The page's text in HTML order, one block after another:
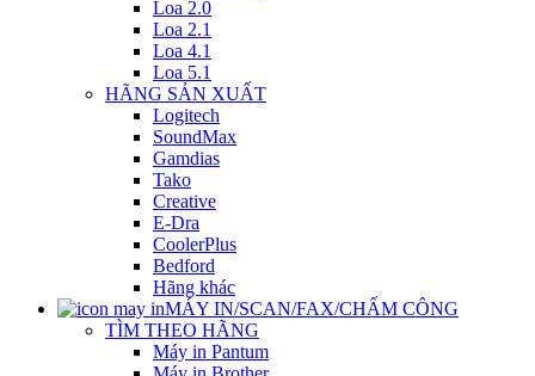
Loa 2.0
Loa 2.1
Loa 4.1
Loa 5.1
HÃNG SẢN XUẤT
Logitech
SoundMax
Gamdias
Tako
Creative
E-Dra
CoolerPlus
Bedford
Hãng khác
MÁY IN/SCAN/FAX/CHẤM CÔNG
TÌM THEO HÃNG
Máy in Pantum